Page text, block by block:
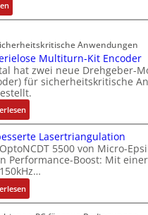
a
L
3
f
ü
r
s
i
c
h
e
r
e
n
n
d
o
b
o
t
k
e
n
,
3
M
i
l
l
i
o
n
e
n
A
r
u
t
u
t
o
m
a
t
i
o
n
e
x
p
a
:
A
f
t
a
g
s
e
i
n
g
a
n
g
Anwendungen
Multiturn-Kit Encoder
hat zwei neue Drehgeber-
für sicherheitskritische
:
B
a
t
t
e
r
i
Lasertriangulation
5500 von Micro-
Performance-Boost: Mit
:
V